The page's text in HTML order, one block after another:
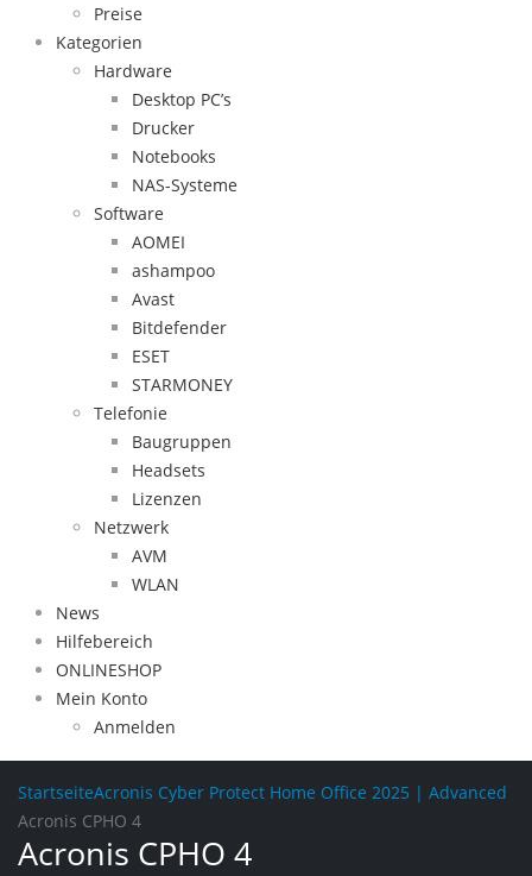
Preise
Kategorien
Hardware
Desktop PC’s
Drucker
Notebooks
NAS-Systeme
Software
AOMEI
ashampoo
Avast
Bitdefender
ESET
STARMONEY
Telefonie
Baugruppen
Headsets
Lizenzen
Netzwerk
AVM
WLAN
News
Hilfebereich
ONLINESHOP
Mein Konto
Anmelden
StartseiteAcronis Cyber Protect Home Office 2025 | Advanced
Acronis CPHO 4
Acronis CPHO 4